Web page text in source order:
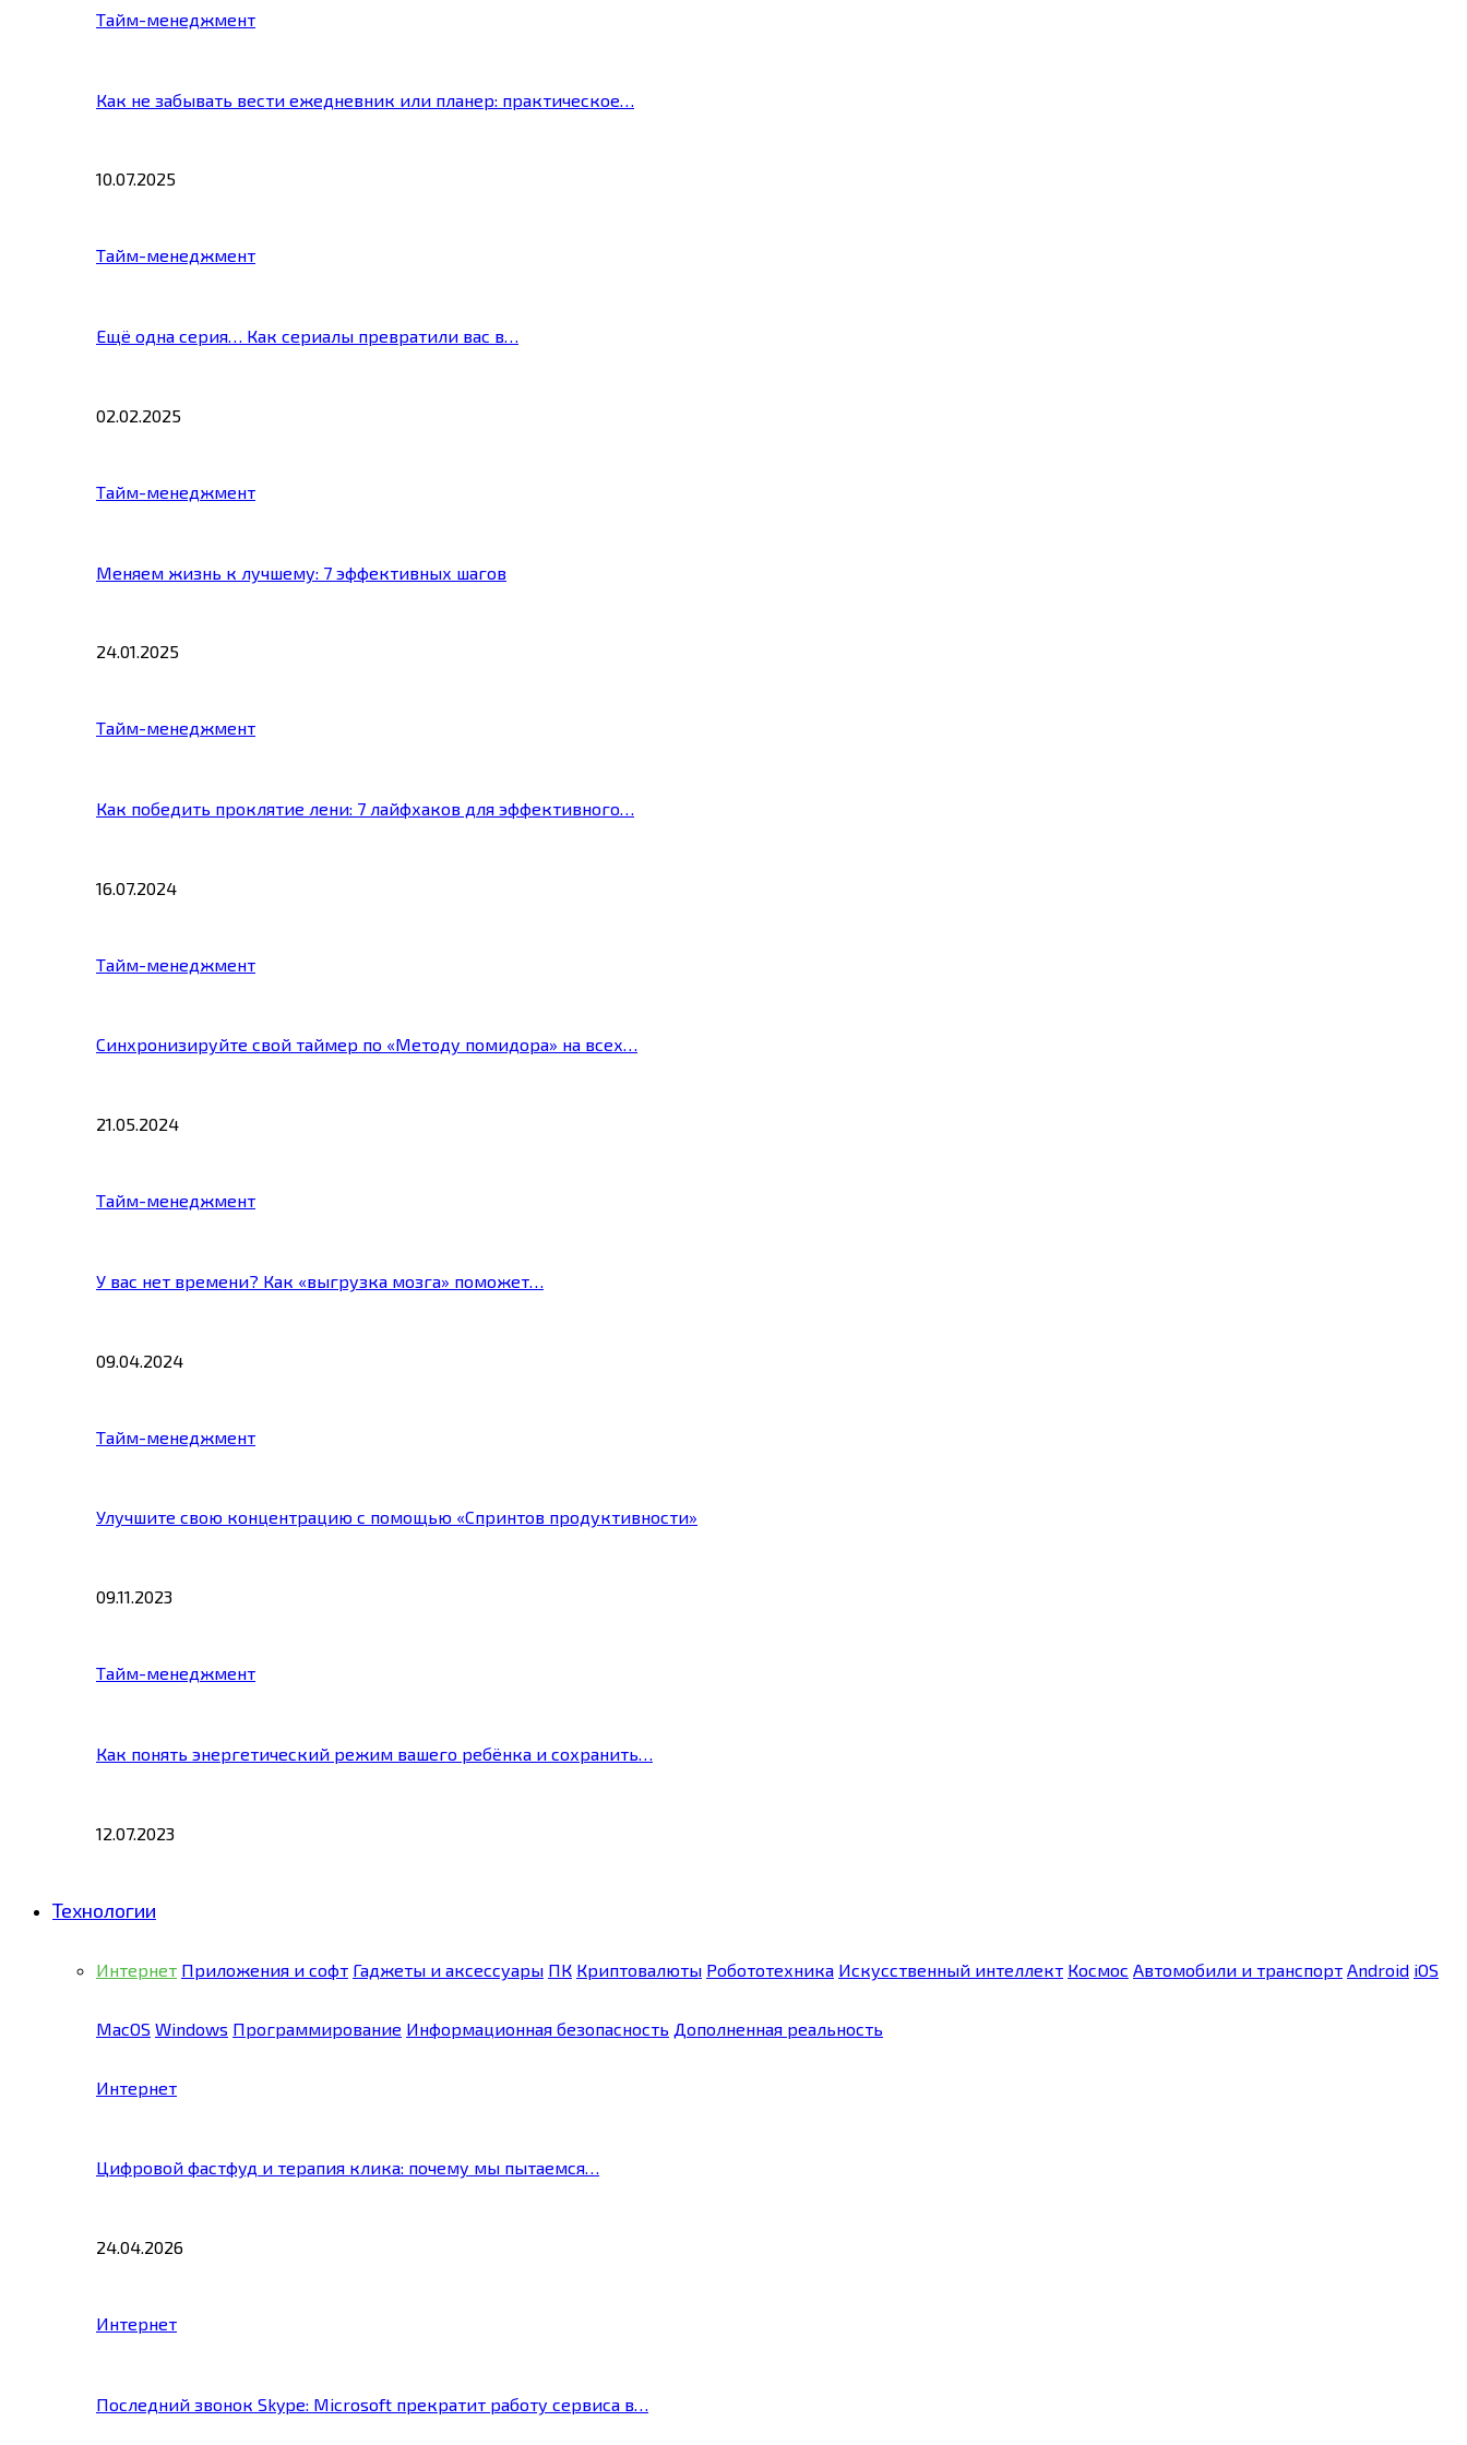
Тайм-менеджмент
Как не забывать вести ежедневник или планер: практическое…
10.07.2025
Тайм-менеджмент
Ещё одна серия… Как сериалы превратили вас в…
02.02.2025
Тайм-менеджмент
Меняем жизнь к лучшему: 7 эффективных шагов
24.01.2025
Тайм-менеджмент
Как победить проклятие лени: 7 лайфхаков для эффективного…
16.07.2024
Тайм-менеджмент
Синхронизируйте свой таймер по «Методу помидора» на всех…
21.05.2024
Тайм-менеджмент
У вас нет времени? Как «выгрузка мозга» поможет…
09.04.2024
Тайм-менеджмент
Улучшите свою концентрацию с помощью «Спринтов продуктивности»
09.11.2023
Тайм-менеджмент
Как понять энергетический режим вашего ребёнка и сохранить…
12.07.2023
Технологии
Интернет Приложения и софт Гаджеты и аксессуары ПК Криптовалюты Робототехника Искусственный интеллект Космос Автомобили и транспорт Android iOS
MacOS Windows Программирование Информационная безопасность Дополненная реальность
Интернет
Цифровой фастфуд и терапия клика: почему мы пытаемся…
24.04.2026
Интернет
Последний звонок Skype: Microsoft прекратит работу сервиса в…